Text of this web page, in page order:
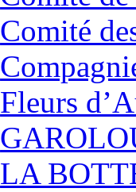
Comité
Fleurs
LA